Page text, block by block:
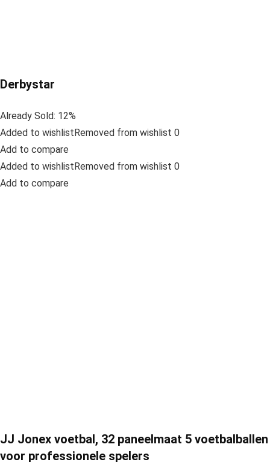
Derbystar
Already Sold: 12%
Added to wishlistRemoved from wishlist 0
Add to compare
Added to wishlistRemoved from wishlist 0
Add to compare
JJ Jonex voetbal, 32 paneelmaat 5 voetbalballen
voor professionele spelers